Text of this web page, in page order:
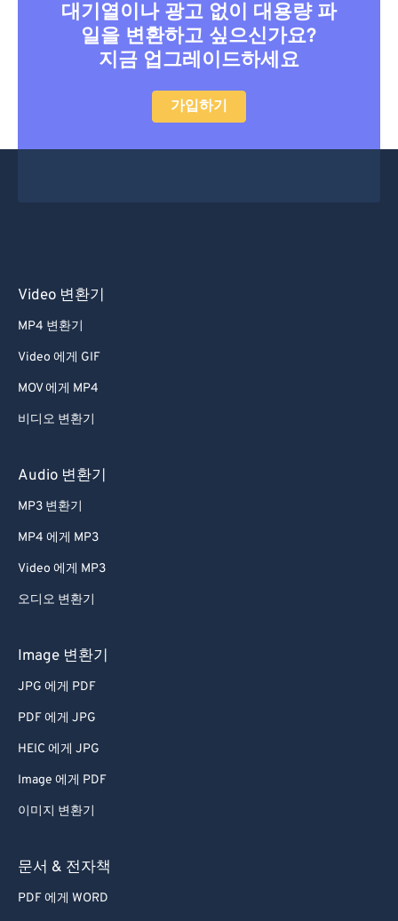
대기열이나 광고 없이 대용량 파
일을 변환하고 싶으신가요?
지금 업그레이드하세요
가입하기
Video 변환기
MP4 변환기
Video 에게 GIF
MOV 에게 MP4
비디오 변환기
Audio 변환기
MP3 변환기
MP4 에게 MP3
Video 에게 MP3
오디오 변환기
Image 변환기
JPG 에게 PDF
PDF 에게 JPG
HEIC 에게 JPG
Image 에게 PDF
이미지 변환기
문서 & 전자책
PDF 에게 WORD